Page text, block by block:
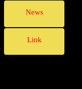
News
Link